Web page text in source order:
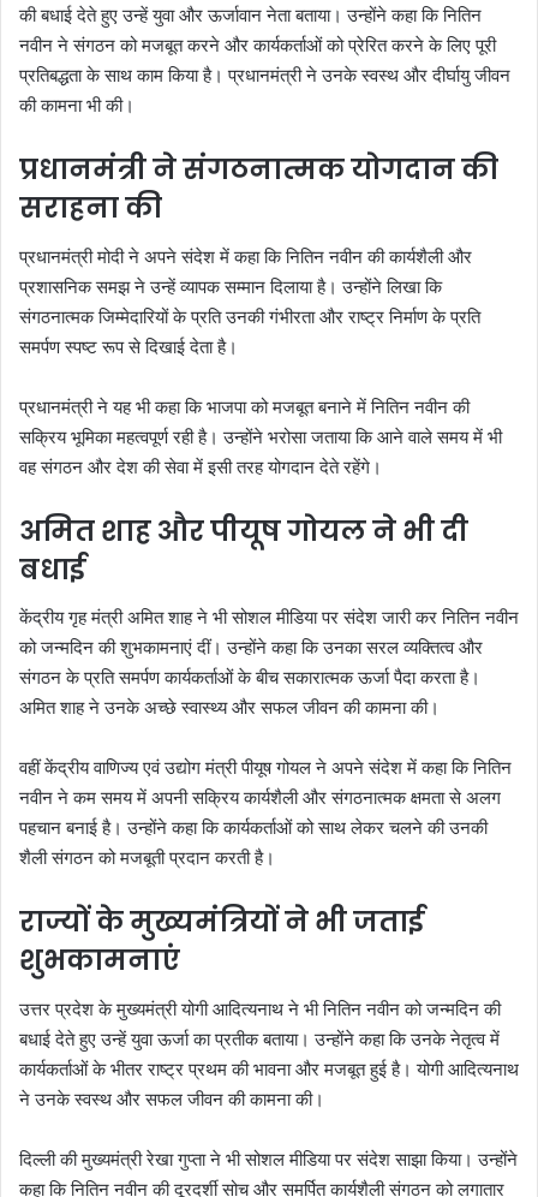
की बधाई देते हुए उन्हें युवा और ऊर्जावान नेता बताया। उन्होंने कहा कि नितिन
नवीन ने संगठन को मजबूत करने और कार्यकर्ताओं को प्रेरित करने के लिए पूरी
प्रतिबद्धता के साथ काम किया है। प्रधानमंत्री ने उनके स्वस्थ और दीर्घायु जीवन
की कामना भी की।
प्रधानमंत्री ने संगठनात्मक योगदान की
सराहना की
प्रधानमंत्री मोदी ने अपने संदेश में कहा कि नितिन नवीन की कार्यशैली और
प्रशासनिक समझ ने उन्हें व्यापक सम्मान दिलाया है। उन्होंने लिखा कि
संगठनात्मक जिम्मेदारियों के प्रति उनकी गंभीरता और राष्ट्र निर्माण के प्रति
समर्पण स्पष्ट रूप से दिखाई देता है।
प्रधानमंत्री ने यह भी कहा कि भाजपा को मजबूत बनाने में नितिन नवीन की
सक्रिय भूमिका महत्वपूर्ण रही है। उन्होंने भरोसा जताया कि आने वाले समय में भी
वह संगठन और देश की सेवा में इसी तरह योगदान देते रहेंगे।
अमित शाह और पीयूष गोयल ने भी दी
बधाई
केंद्रीय गृह मंत्री अमित शाह ने भी सोशल मीडिया पर संदेश जारी कर नितिन नवीन
को जन्मदिन की शुभकामनाएं दीं। उन्होंने कहा कि उनका सरल व्यक्तित्व और
संगठन के प्रति समर्पण कार्यकर्ताओं के बीच सकारात्मक ऊर्जा पैदा करता है।
अमित शाह ने उनके अच्छे स्वास्थ्य और सफल जीवन की कामना की।
वहीं केंद्रीय वाणिज्य एवं उद्योग मंत्री पीयूष गोयल ने अपने संदेश में कहा कि नितिन
नवीन ने कम समय में अपनी सक्रिय कार्यशैली और संगठनात्मक क्षमता से अलग
पहचान बनाई है। उन्होंने कहा कि कार्यकर्ताओं को साथ लेकर चलने की उनकी
शैली संगठन को मजबूती प्रदान करती है।
राज्यों के मुख्यमंत्रियों ने भी जताई
शुभकामनाएं
उत्तर प्रदेश के मुख्यमंत्री योगी आदित्यनाथ ने भी नितिन नवीन को जन्मदिन की
बधाई देते हुए उन्हें युवा ऊर्जा का प्रतीक बताया। उन्होंने कहा कि उनके नेतृत्व में
कार्यकर्ताओं के भीतर राष्ट्र प्रथम की भावना और मजबूत हुई है। योगी आदित्यनाथ
ने उनके स्वस्थ और सफल जीवन की कामना की।
दिल्ली की मुख्यमंत्री रेखा गुप्ता ने भी सोशल मीडिया पर संदेश साझा किया। उन्होंने
कहा कि नितिन नवीन की दूरदर्शी सोच और समर्पित कार्यशैली संगठन को लगातार